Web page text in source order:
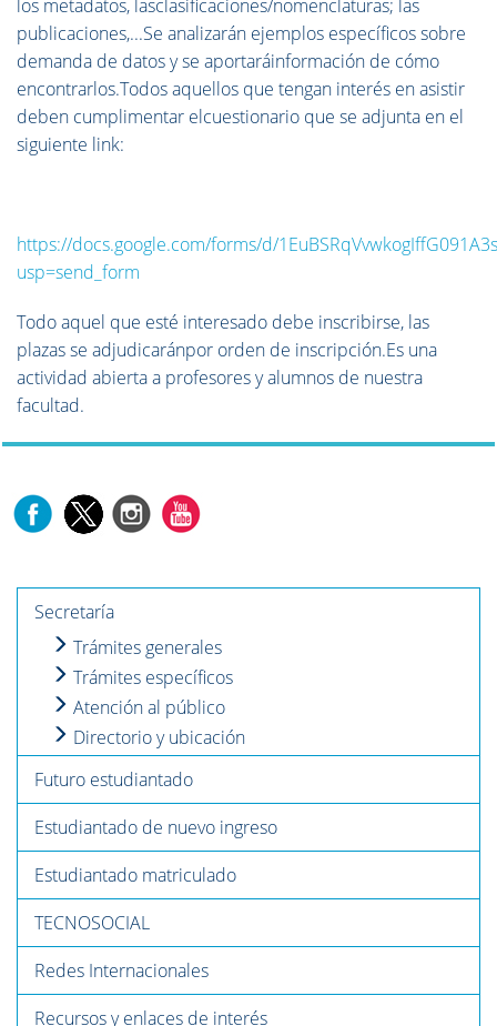
los metadatos, lasclasificaciones/nomenclaturas; las
publicaciones,...Se analizarán ejemplos específicos sobre
demanda de datos y se aportaráinformación de cómo
encontrarlos.Todos aquellos que tengan interés en asistir
deben cumplimentar elcuestionario que se adjunta en el
siguiente link:
https://docs.google.com/forms/d/
usp=send_form
Todo aquel que esté interesado debe inscribirse, las
plazas se adjudicaránpor orden de inscripción.Es una
actividad abierta a profesores y alumnos de nuestra
facultad.
Secretaría
Trámites generales
Trámites específicos
Atención al público
Directorio y ubicación
Futuro estudiantado
Estudiantado de nuevo ingreso
Estudiantado matriculado
TECNOSOCIAL
Redes Internacionales
Recursos y enlaces de interés